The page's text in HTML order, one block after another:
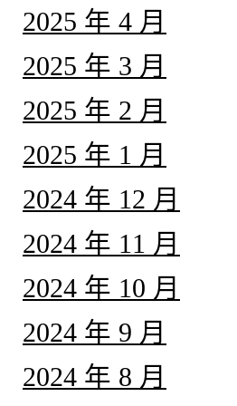
2025 年 4 月
2025 年 3 月
2025 年 2 月
2025 年 1 月
2024 年 12 月
2024 年 11 月
2024 年 10 月
2024 年 9 月
2024 年 8 月